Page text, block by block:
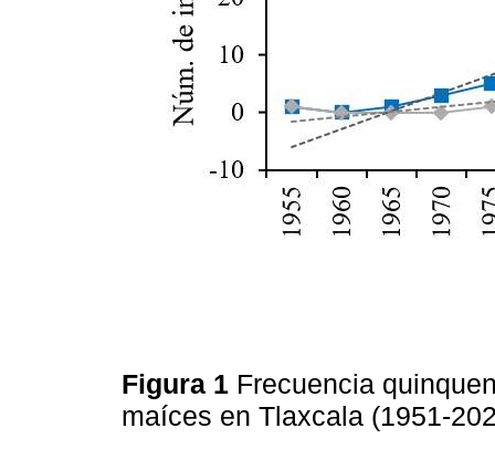
Figura 1 Frecuencia
maíces en Tlaxcala (1951-